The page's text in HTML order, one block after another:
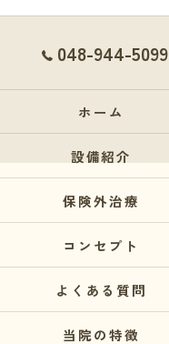
048-944-5099
ホーム
設備紹介
保険外治療
コンセプト
よくある質問
当院の特徴